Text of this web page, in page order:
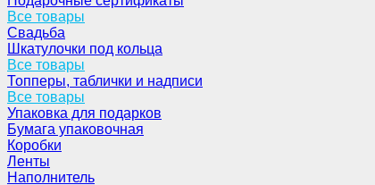
Все товары
Свадьба
Шкатулочки под кольца
Все товары
Топперы, таблички и надписи
Все товары
Упаковка для подарков
Бумага упаковочная
Коробки
Ленты
Наполнитель